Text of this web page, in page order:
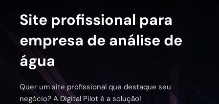
Site profissional para
empresa de análise de
água
Quer um site profissional que destaque seu
negócio? A Digital Pilot é a solução!